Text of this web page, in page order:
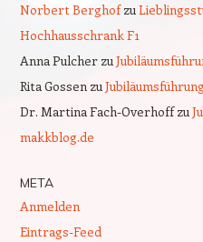
Norbert Berghofzu
Hochhausschrank F1
Anna Pulcherzu
Rita Gossenzu
Dr. Martina Fach-Overhoffzu
makkblog.de
META
Anmelden
Eintrags-Feed